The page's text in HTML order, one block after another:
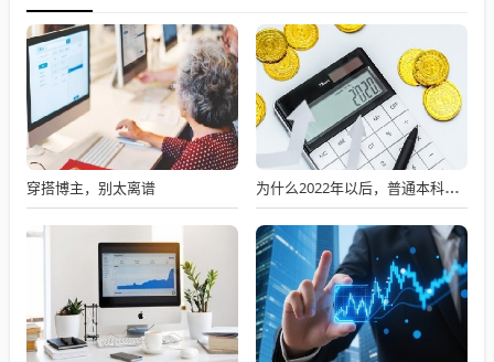
穿搭博主，别太离谱 为什么2022年以后，普通本科招生男女比例数据没有了？